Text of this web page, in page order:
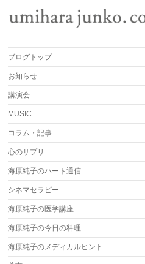
ブログトップ
お知らせ
講演会
MUSIC
コラム・記事
心のサプリ
海原純子のハート通信
シネマセラピー
海原純子の医学講座
海原純子の今日の料理
海原純子のメディカルヒント